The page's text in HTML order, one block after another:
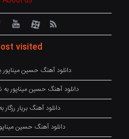
visited
دانلود آهنگ حسین میناپور
دانلود آهنگ حسین میناپور به
دانلود آهنگ بریار رزگار
دانلود آهنگ حسین